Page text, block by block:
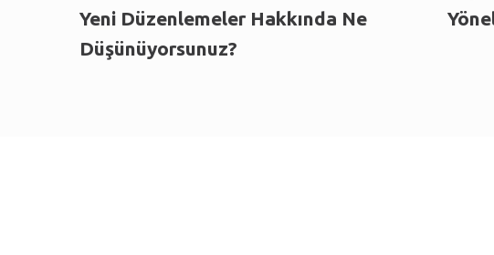
Yeni Düzenlemeler Hakkında Ne
Düşünüyorsunuz?